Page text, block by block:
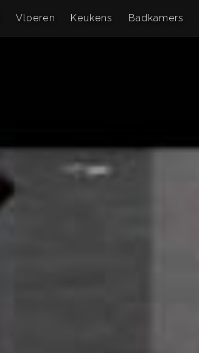
Vloeren Keukens Badkamers